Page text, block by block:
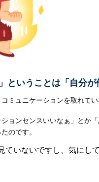
ということは「自分が
ミュニケーションを取れて
ョンセンスいいなぁ」とか「
のです。
いないですし、気にして